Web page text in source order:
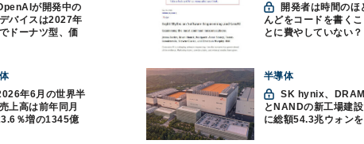
バイスは2027年
ドーナツ型、価
んどをコードを書くこ
とに費やしていない？
つの神話への賛否
上高は前年同月
％増の1345億
半導体
SK hynix、DRAM
とNANDの新工場建設
に総額54.3兆ウォンを